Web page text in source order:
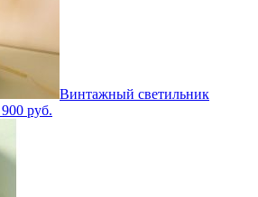
Винтажный светильник
руб.